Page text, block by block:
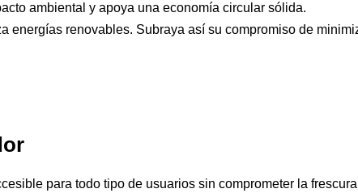
ambiental y apoya una economía circular sólida.
energías renovables. Subraya así su compromiso de
para todo tipo de usuarios sin comprometer la